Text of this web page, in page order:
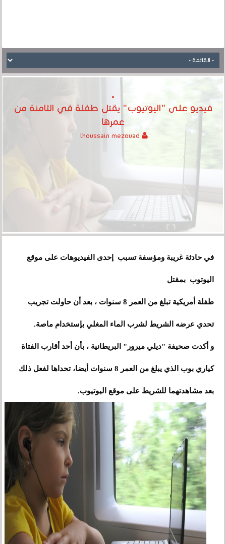
فيديو على "اليوتيوب" يقتل طفلة في الثامنة من
عمرها
في حادثة غريبة ومؤسفة تسبب إحدى الفيديوهات على موقع
اليوتوب بمقتل
طفلة أمريكية تبلغ من العمر 8 سنوات ، بعد أن حاولت تجريب
تحدي عرضه الشريط لشرب الماء المغلي بإستخدام ماصة.
و أكدت صحيفة "ديلي ميرور" البريطانية، بأن أحد أقارب الفتاة
كياري بوب الذي يبلغ من العمر 8 سنوات أيضا ، تحداها لفعل ذلك
بعد مشاهدتهما للشريط على موقع اليوتيوب.